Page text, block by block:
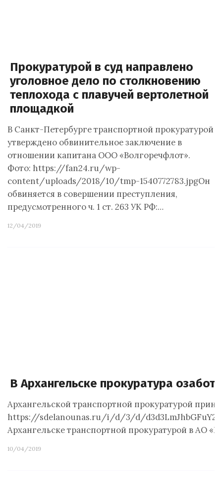
Прокуратурой в суд направлено
уголовное дело по столкновению
теплохода с плавучей вертолетной
площадкой
В Санкт-Петербурге транспортной прокуратурой
утверждено обвинительное заключение в
отношении капитана ООО «Волгоречфлот».
Фото: https://fan24.ru/wp-
content/uploads/2018/10/tmp-1540772783.jpgОн
обвиняется в совершении преступления,
предусмотренного ч. 1 ст. 263 УК РФ:…
12/04/2019
В Архангельске прокуратура
Архангельской транспортной прокуратурой
https://sdelanounas.ru/i/d/3/d/
Архангельске транспортной прокуратурой в АО
10/04/2019